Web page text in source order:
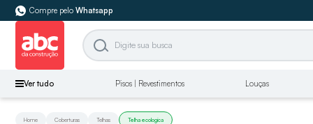
Compre pelo Whatsapp
Ver tudo Pisos | Revestimentos Louças
Home Coberturas Telhas Telha ecologica